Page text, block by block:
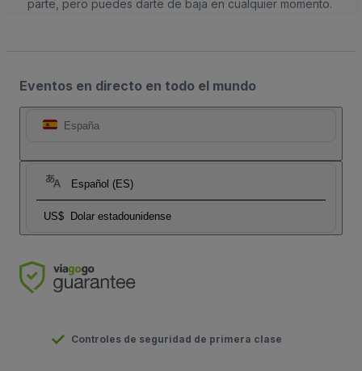
parte, pero puedes darte de baja en cualquier momento.
Eventos en directo en todo el mundo
España
Español (ES)
US$ Dolar estadounidense
Controles de seguridad de primera clase